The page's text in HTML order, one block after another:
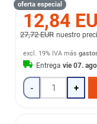
oferta especial
12,84
27,72 EUR nuestro
excl. 19% IVA más
Entregavie 07.
- +